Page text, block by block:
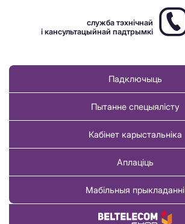
служба тэхнічнай
і кансультацыйнай падтрымкі
Падключыць
Пытанне спецыялісту
Кабінет карыстальніка
Аплаціць
Мабільныя прыкладанні
Купіць тавар